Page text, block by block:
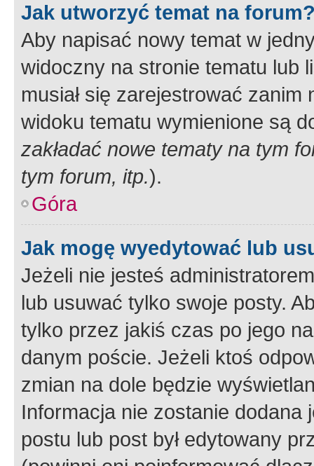
Jak utworzyć temat na
Aby napisać nowy temat w
widoczny na stronie tematu lub
musiał się zarejestrować
widoku tematu wymienione są
zakładać nowe tematy na tym
tym forum, itp.).
Góra
Jak mogę wyedytować lub
Jeżeli nie jesteś
lub usuwać tylko swoje posty.
tylko przez jakiś czas po jego
danym poście. Jeżeli ktoś
zmian na dole będzie
Informacja nie zostanie dodana
postu lub post był edytowany